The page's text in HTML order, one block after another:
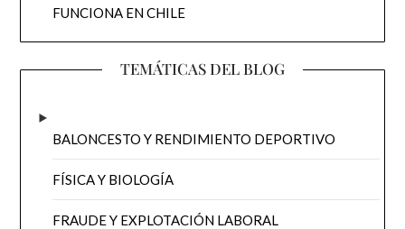
FUNCIONA EN CHILE
TEMÁTICAS DEL BLOG
BALONCESTO Y RENDIMIENTO DEPORTIVO
FÍSICA Y BIOLOGÍA
FRAUDE Y EXPLOTACIÓN LABORAL